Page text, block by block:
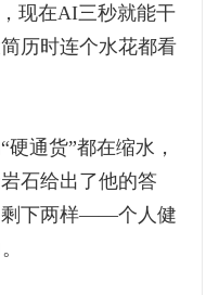
现在AI三秒就能干
历时连个水花都看
通货”都在缩水，
石给出了他的答
剩下两样——个人健